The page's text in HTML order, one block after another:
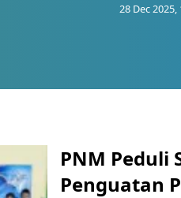
28 Dec 2025,
PNM Peduli
Penguatan